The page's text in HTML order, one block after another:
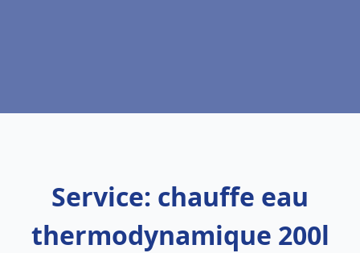
Service: chauffe eau
thermodynamique 200l